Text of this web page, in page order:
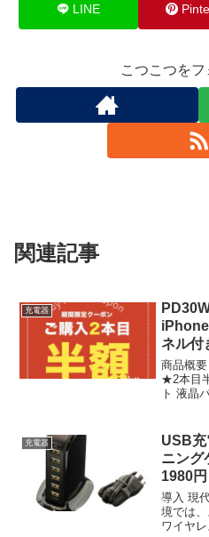
LINE
こつこつを
関連記事
充電器
ネル付
商品概
★2本目
ト 液晶
充電器
USB充
ニング
1980円
導入 現
境では、
ワイヤ